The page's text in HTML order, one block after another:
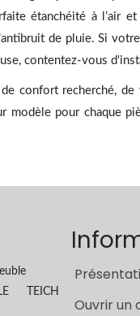
étanchéité à l’air
de pluie. Si
contentez-vous
confort recherché,
modèle pour chaque
TEICH
Ouvrir un